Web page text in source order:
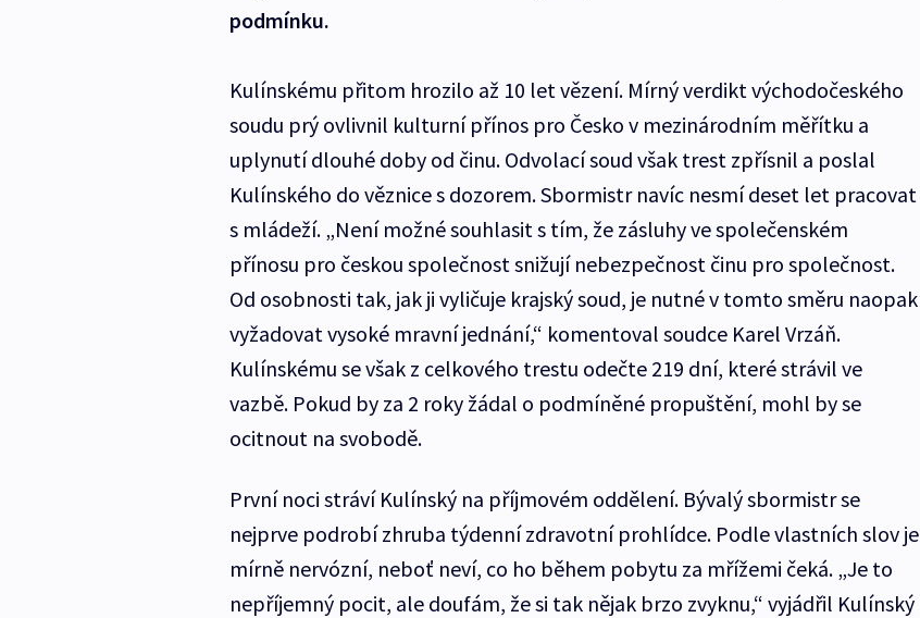
podmínku.
Kulínskému přitom hrozilo až 10 let vězení. Mírný verdikt východočeského
soudu prý ovlivnil kulturní přínos pro Česko v mezinárodním měřítku a
uplynutí dlouhé doby od činu. Odvolací soud však trest zpřísnil a poslal
Kulínského do věznice s dozorem. Sbormistr navíc nesmí deset let pracovat
s mládeží. „Není možné souhlasit s tím, že zásluhy ve společenském
přínosu pro českou společnost snižují nebezpečnost činu pro společnost.
Od osobnosti tak, jak ji vyličuje krajský soud, je nutné v tomto směru naopak
vyžadovat vysoké mravní jednání,“ komentoval soudce Karel Vrzáň.
Kulínskému se však z celkového trestu odečte 219 dní, které strávil ve
vazbě. Pokud by za 2 roky žádal o podmíněné propuštění, mohl by se
ocitnout na svobodě.
První noci stráví Kulínský na příjmovém oddělení. Bývalý sbormistr se
nejprve podrobí zhruba týdenní zdravotní prohlídce. Podle vlastních slov je
mírně nervózní, neboť neví, co ho během pobytu za mřížemi čeká. „Je to
nepříjemný pocit, ale doufám, že si tak nějak brzo zvyknu,“ vyjádřil Kulínský